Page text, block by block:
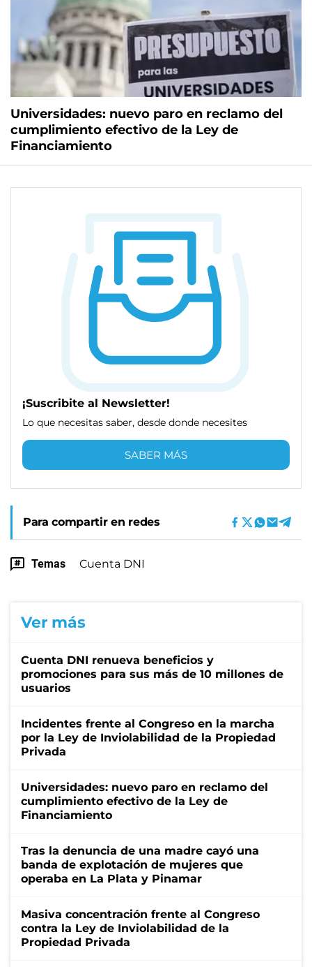
Universidades: nuevo paro en reclamo del
cumplimiento efectivo de la Ley de
Financiamiento
¡Suscribite al Newsletter!
Lo que necesitas saber, desde donde necesites
SABER MÁS
Para compartir en redes
Temas Cuenta DNI
Ver más
Cuenta DNI renueva beneficios y
promociones para sus más de 10 millones de
usuarios
Incidentes frente al Congreso en la marcha
por la Ley de Inviolabilidad de la Propiedad
Privada
Universidades: nuevo paro en reclamo del
cumplimiento efectivo de la Ley de
Financiamiento
Tras la denuncia de una madre cayó una
banda de explotación de mujeres que
operaba en La Plata y Pinamar
Masiva concentración frente al Congreso
contra la Ley de Inviolabilidad de la
Propiedad Privada